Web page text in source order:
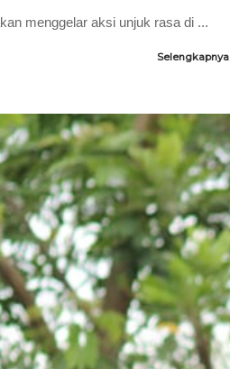
menggelar aksi unjuk rasa di ...
Selengkapnya